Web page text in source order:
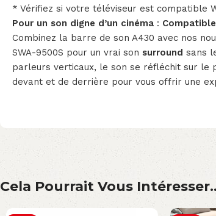
* Vérifiez si votre téléviseur est compatible
Pour un son digne d’un cinéma :
Combinez la barre de son A430 avec nos
SWA-9500S pour un vrai son surround sans
parleurs verticaux, le son se réfléchit sur le
devant et de derrière pour vous offrir une
Cela Pourrait Vous